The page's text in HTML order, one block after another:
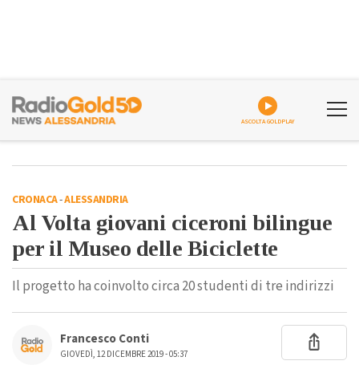
ASCOLTA GOLDPLAY
CRONACA-ALESSANDRIA
Al Volta giovani ciceroni bilingue
per il Museo delle Biciclette
Il progetto ha coinvolto circa 20 studenti di tre indirizzi
Francesco Conti
GIOVEDÌ, 12 DICEMBRE 2019 - 05:37